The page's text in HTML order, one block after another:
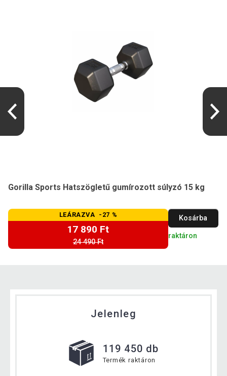
Gorilla Sports Hatszögletű gumírozott súlyzó 15 kg
LEÁRAZVA -27 %
17 890 Ft
24 490 Ft
Kosárba
raktáron
Jelenleg
119 450 db
Termék raktáron